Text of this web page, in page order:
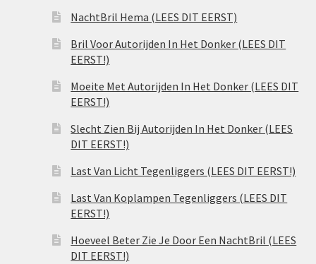
NachtBril Hema (LEES DIT EERST)
Bril Voor Autorijden In Het Donker (LEES DIT
EERST!)
Moeite Met Autorijden In Het Donker (LEES DIT
EERST!)
Slecht Zien Bij Autorijden In Het Donker (LEES
DIT EERST!)
Last Van Licht Tegenliggers (LEES DIT EERST!)
Last Van Koplampen Tegenliggers (LEES DIT
EERST!)
Hoeveel Beter Zie Je Door Een NachtBril (LEES
DIT EERST!)